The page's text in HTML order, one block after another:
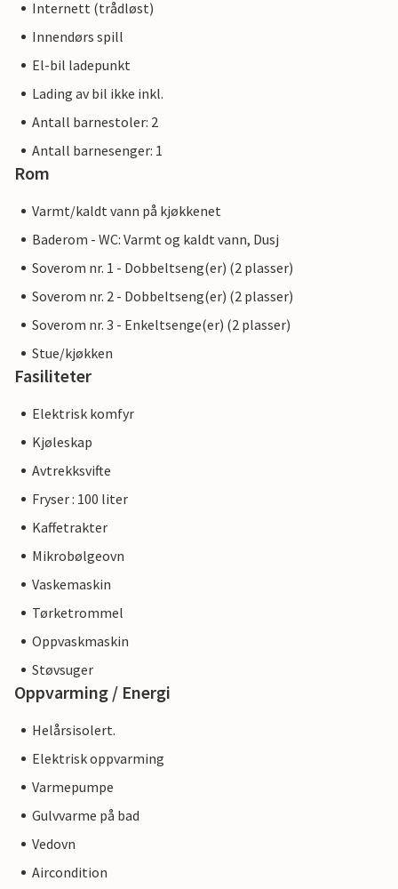
Internett (trådløst)
Innendørs spill
El-bil ladepunkt
Lading av bil ikke inkl.
Antall barnestoler: 2
Antall barnesenger: 1
Rom
Varmt/kaldt vann på kjøkkenet
Baderom - WC: Varmt og kaldt vann, Dusj
Soverom nr. 1 - Dobbeltseng(er) (2 plasser)
Soverom nr. 2 - Dobbeltseng(er) (2 plasser)
Soverom nr. 3 - Enkeltsenge(er) (2 plasser)
Stue/kjøkken
Fasiliteter
Elektrisk komfyr
Kjøleskap
Avtrekksvifte
Fryser : 100 liter
Kaffetrakter
Mikrobølgeovn
Vaskemaskin
Tørketrommel
Oppvaskmaskin
Støvsuger
Oppvarming / Energi
Helårsisolert.
Elektrisk oppvarming
Varmepumpe
Gulvvarme på bad
Vedovn
Aircondition